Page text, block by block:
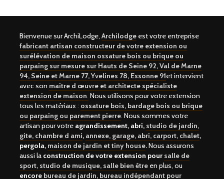
Bienvenue sur ArchiLodge, Archilodge est votre entreprise
fabricant artisan constructeur de votre extension ou
surélévation de maison ossature bois ou brique ou
parpaing sur mesure sur Hauts de Seine 92, Val de Marne
94, Seine et Marne 77, Yvelines 78, Essonne 91et intervient
avec son maitre d œuvre et architecte spécialiste
extension de maison. Nous utilisons pour votre extension
tous les matériaux : ossature bois, bardage bois ou brique
ou parpaing ou parement pierre. Nous sommes votre
artisan pour votre agrandissement, abri, studio de jardin,
gite, chambre d ami, annexe, garage, abri, carport, chalet,
pergola, maison de jardin et tiny house.Nous assurons
aussi la construction de votre extension pour salle de
sport, studio de musique, salle bien être en plus, ou
encore bureau de jardin, bureau indépendant pour